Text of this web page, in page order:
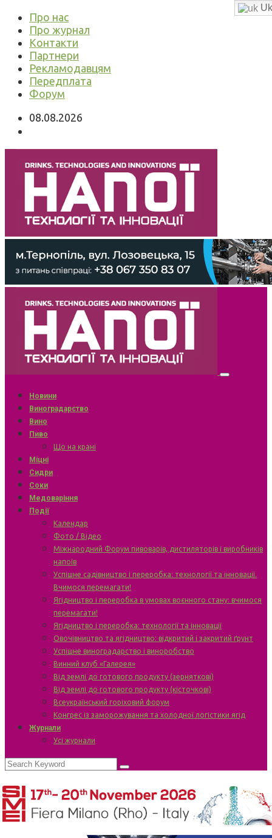
Про нас
Про журнал
Контакти
Партнери
Рекламодавцям
Передплата
Форум
08.08.2026
Новини
Виноградарство
Вино
Пиво
Що на крані
Міцні
Сидри
Соки
Медоваріння
Події
Календар
Фото / Відео
Міжнародний Форум пивоварів, дистиляторів і виробників
напоїв
Успішне садівництво і переробка: технології та інновації.
Вчимося перемагати!
Ягідництво і переробка в умовах воєнного стану: вчимося
перемагати!
Ягідництво і переробка: технології та інновації
Овочівництво та ягідництво: відкритий і закритий ґрунт
Успішне виноградарство і виноробство
Винний клуб «Галерея»
Від землі до готового продукту (зерняткові)
Від землі до готового продукту (кісточкові)
Всеукраїнський горіховий форум
Конгрес із заморожування та холодної логістики ягід
Журнали
Усі журнали